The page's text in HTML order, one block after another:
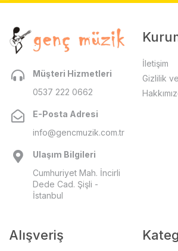
Müşteri Hizmetleri
0537 222 0662
E-Posta Adresi
info@gencmuzik.com.tr
Ulaşım Bilgileri
Cumhuriyet Mah. İncirli
Dede Cad. Şişli -
İstanbul
İletişim
Gizlilik
Alışveriş